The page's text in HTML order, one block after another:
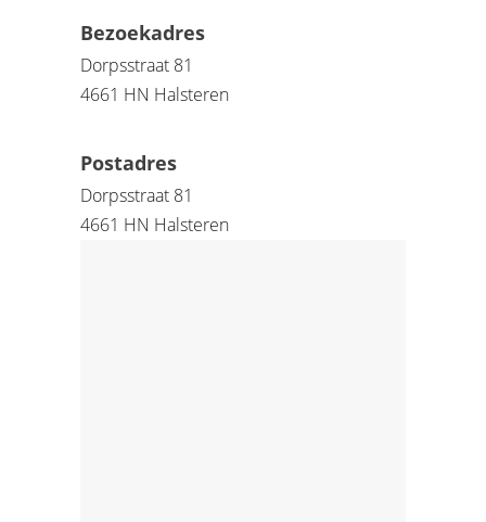
Bezoekadres
Dorpsstraat 81
4661 HN Halsteren
Postadres
Dorpsstraat 81
4661 HN Halsteren